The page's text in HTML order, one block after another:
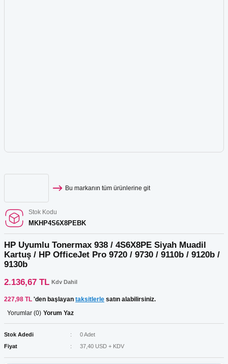
Bu markanın tüm ürünlerine git
Stok Kodu
MKHP4S6X8PEBK
HP Uyumlu Tonermax 938 / 4S6X8PE Siyah Muadil
Kartuş / HP OfficeJet Pro 9720 / 9730 / 9110b / 9120b /
9130b
2.136,67 TL Kdv Dahil
227,98 TL 'den başlayan taksitlerle satın alabilirsiniz.
Yorumlar (0) Yorum Yaz
Stok Adedi
0 Adet
Fiyat
37,40 USD + KDV